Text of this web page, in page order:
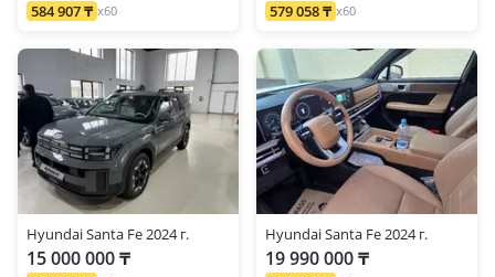
584 907 ₸ x60 579 058 ₸ x60
Hyundai Santa Fe 2024 г.
15 000 000 ₸
Hyundai Santa Fe 2024 г.
19 990 000 ₸